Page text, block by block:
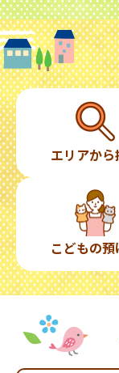
エリアから
こどもの預